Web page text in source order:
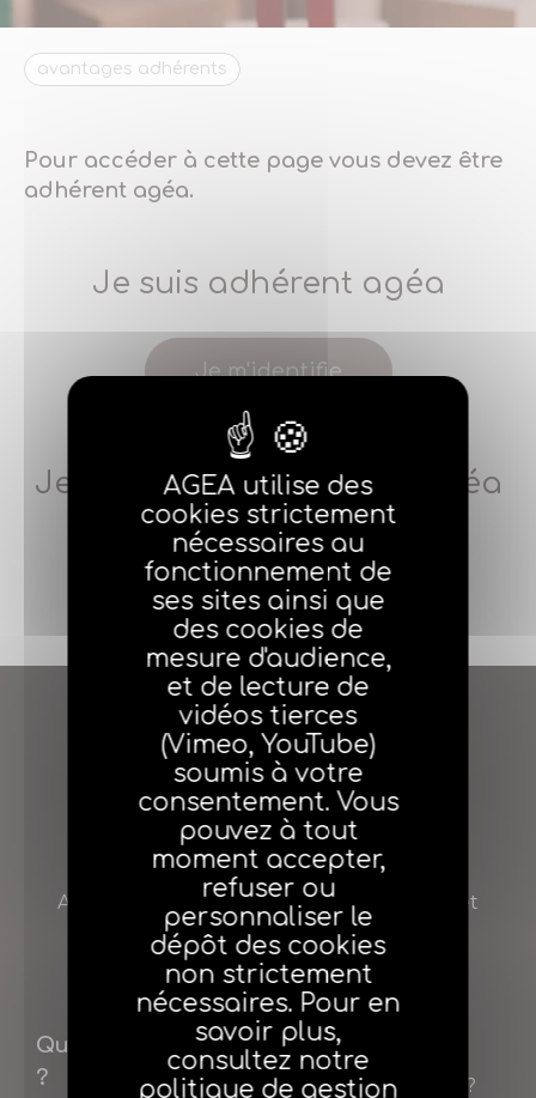
avantages adhérents
Pour accéder à cette page vous devez être
adhérent agéa.
Je suis adhérent agéa
Je m'identifie
Je ne suis pas adhérent agéa
J'adhère
AGEA
Agent général d’assurance Entreprendre et
Assurer
Qui sommes-nous
?
Adhérer
Pourquoi adhérer ?
AGEA utilise des
cookies strictement
nécessaires au
fonctionnement de
ses sites ainsi que
des cookies de
mesure d'audience,
et de lecture de
vidéos tierces
(Vimeo, YouTube)
soumis à votre
consentement. Vous
pouvez à tout
moment accepter,
refuser ou
personnaliser le
dépôt des cookies
non strictement
nécessaires. Pour en
savoir plus,
consultez notre
politique de gestion